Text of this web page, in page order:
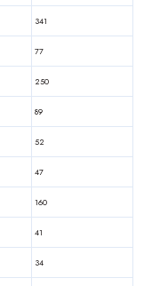
341
77
250
89
52
47
160
41
34